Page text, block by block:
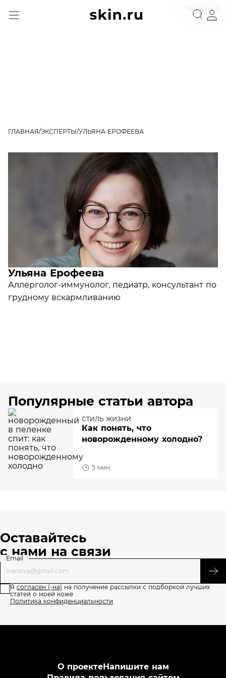
Реклама
ГЛАВНАЯ ЭКСПЕРТЫ УЛЬЯНА ЕРОФЕЕВА
Ульяна Ерофеева
Аллерголог-иммунолог, педиатр, консультант по
грудному вскармливанию
Популярные статьи автора
СТИЛЬ ЖИЗНИ
Как понять, что
новорожденному холодно?
5 мин.
Оставайтесь
с нами на связи
Email
Я согласен (-на) на получение рассылки с подборкой лучших
статей о моей коже
Политика конфиденциальности
О проектеНапишите нам